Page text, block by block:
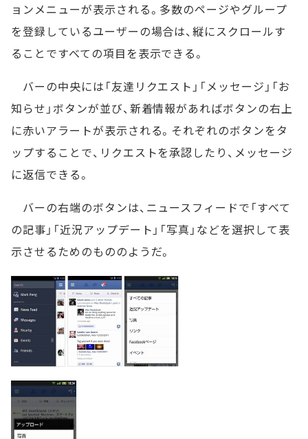
ョンメニューが表示される。多数のページやグループ
を登録しているユーザーの場合は、縦にスクロールす
ることですべての項目を表示できる。
バーの中央には「友達リクエスト」「メッセージ」「お
知らせ」ボタンが並び、新着情報があればボタンの右上
に赤いアラートが表示される。それぞれのボタンをタ
ップすることで、リクエストを承認したり、メッセージ
に返信できる。
バーの右端のボタンは、ニュースフィードで「すべて
の記事」「近況アップデート」「写真」などを選択して表
示させるためのもののようだ。